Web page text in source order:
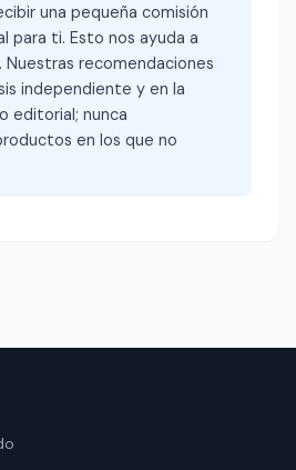
una pequeña comisión
para ti. Esto nos ayuda a
recomendaciones
independiente y en la
editorial; nunca
en los que no